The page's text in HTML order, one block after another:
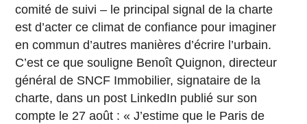
comité de suivi – le principal signal de la charte
est d’acter ce climat de confiance pour imaginer
en commun d’autres manières d’écrire l’urbain.
C’est ce que souligne Benoît Quignon, directeur
général de SNCF Immobilier, signataire de la
charte, dans un post LinkedIn publié sur son
compte le 27 août : « J’estime que le Paris de